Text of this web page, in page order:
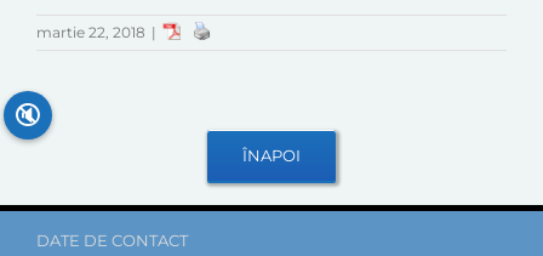
martie 22, 2018 |
DATE DE CONTACT
🔇